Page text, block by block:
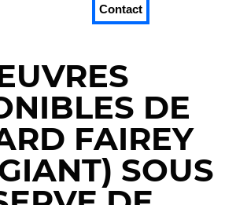
Contact
DE
FAIREY
SOUS